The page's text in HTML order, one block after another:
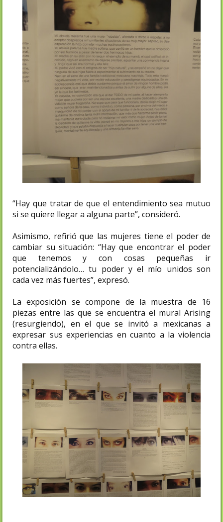
“Hay que tratar de que el entendimiento sea mutuo
si se quiere llegar a alguna parte”, consideró.
Asimismo, refirió que las mujeres tiene el poder de
cambiar su situación: “Hay que encontrar el poder
que tenemos y con cosas pequeñas ir
potencializándolo… tu poder y el mío unidos son
cada vez más fuertes”, expresó.
La exposición se compone de la muestra de 16
piezas entre las que se encuentra el mural Arising
(resurgiendo), en el que se invitó a mexicanas a
expresar sus experiencias en cuanto a la violencia
contra ellas.